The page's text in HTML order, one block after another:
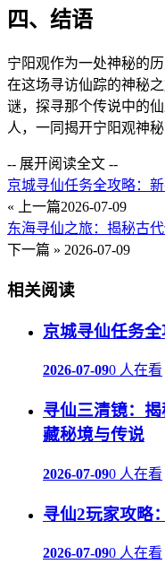
四、结语
宁阳观作为一处神秘的
在这场寻访仙踪的神秘
谜，探寻那个传说中的
人，一同揭开宁阳观神秘
-- 展开阅读全文 --
京城寻仙任务全攻略：
« 上一篇2026-07-09
东海寻仙之旅：揭秘古
下一篇 » 2026-07-09
相关阅读
京城寻仙任务全
2026-07-090 人在看
寻仙三清镜：
藏秘境与传说
2026-07-090 人在看
寻仙2玩家攻略
2026-07-090 人在看